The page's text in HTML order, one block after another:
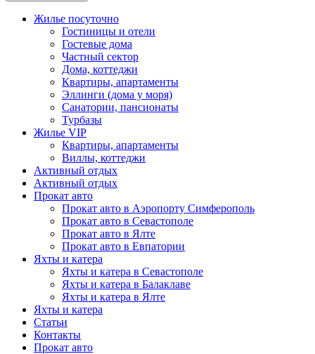
Жилье посуточно
Гостиницы и отели
Гостевые дома
Частный сектор
Дома, коттеджи
Квартиры, апартаменты
Эллинги (дома у моря)
Санатории, пансионаты
Турбазы
Жилье VIP
Квартиры, апартаменты
Виллы, коттеджи
Активный отдых
Активный отдых
Прокат авто
Прокат авто в Аэропорту Симферополь
Прокат авто в Севастополе
Прокат авто в Ялте
Прокат авто в Евпатории
Яхты и катера
Яхты и катера в Севастополе
Яхты и катера в Балаклаве
Яхты и катера в Ялте
Яхты и катера
Статьи
Контакты
Прокат авто